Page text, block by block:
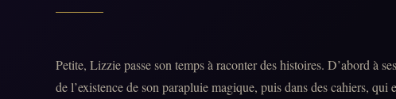
Petite, Lizzie passe son temps à raconter des histoires. D’abord à
de l’existence de son parapluie magique, puis dans des cahiers, qui